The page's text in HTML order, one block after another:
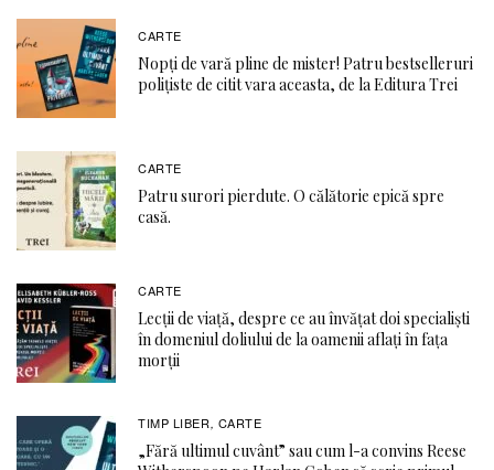
CARTE
Nopți de vară pline de mister! Patru bestselleruri
polițiste de citit vara aceasta, de la Editura Trei
CARTE
Patru surori pierdute. O călătorie epică spre
casă.
CARTE
Lecții de viață, despre ce au învățat doi specialiști
în domeniul doliului de la oamenii aflați în fața
morții
TIMP LIBER , CARTE
„Fără ultimul cuvânt” sau cum l-a convins Reese